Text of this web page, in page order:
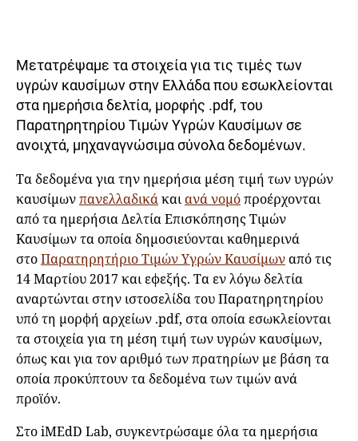
Μετατρέψαμε τα στοιχεία για τις τιμές των
υγρών καυσίμων στην Ελλάδα που εσωκλείονται
στα ημερήσια δελτία, μορφής .pdf, του
Παρατηρητηρίου Τιμών Υγρών Καυσίμων σε
ανοιχτά, μηχαναγνώσιμα σύνολα δεδομένων.
Τα δεδομένα για την ημερήσια μέση τιμή των υγρών
καυσίμωνπανελλαδικάκαιανά νομόπροέρχονται
από τα ημερήσια Δελτία Επισκόπησης Τιμών
Καυσίμων τα οποία δημοσιεύονται καθημερινά
στοΠαρατηρητήριο Τιμών Υγρών Καυσίμωναπό τις
14 Μαρτίου 2017 και εφεξής. Τα εν λόγω δελτία
αναρτώνται στην ιστοσελίδα του Παρατηρητηρίου
υπό τη μορφή αρχείων .pdf, στα οποία εσωκλείονται
τα στοιχεία για τη μέση τιμή των υγρών καυσίμων,
όπως και για τον αριθμό των πρατηρίων με βάση τα
οποία προκύπτουν τα δεδομένα των τιμών ανά
προϊόν.
Στο iMEdD Lab, συγκεντρώσαμε όλα τα ημερήσια